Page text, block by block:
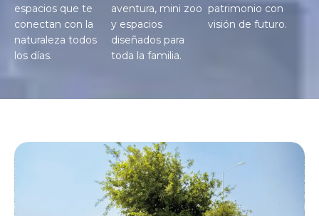
espacios que te
conectan con la
naturaleza todos
los días.
aventura, mini zoo
y espacios
diseñados para
toda la familia.
patrimonio con
visión de futuro.